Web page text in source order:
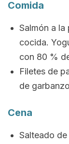
Comida
Salmón a
cocida.
con 80 %
Filetes de
de
Cena
Salteado